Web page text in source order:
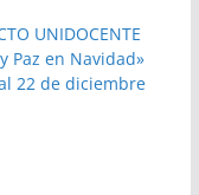
UNIDOCENTE
Paz en Navidad»
22 de diciembre